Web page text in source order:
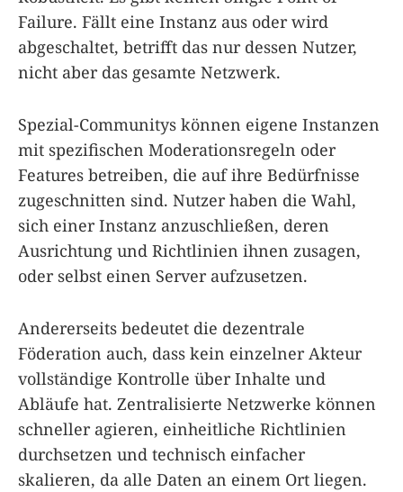
Failure. Fällt eine Instanz aus oder wird
abgeschaltet, betrifft das nur dessen Nutzer,
nicht aber das gesamte Netzwerk.
Spezial-Communitys können eigene Instanzen
mit spezifischen Moderationsregeln oder
Features betreiben, die auf ihre Bedürfnisse
zugeschnitten sind. Nutzer haben die Wahl,
sich einer Instanz anzuschließen, deren
Ausrichtung und Richtlinien ihnen zusagen,
oder selbst einen Server aufzusetzen.
Andererseits bedeutet die dezentrale
Föderation auch, dass kein einzelner Akteur
vollständige Kontrolle über Inhalte und
Abläufe hat. Zentralisierte Netzwerke können
schneller agieren, einheitliche Richtlinien
durchsetzen und technisch einfacher
skalieren, da alle Daten an einem Ort liegen.